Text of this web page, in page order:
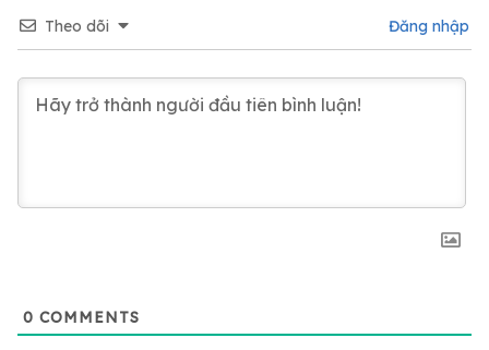
Theo dõi Đăng nhập
0 COMMENTS